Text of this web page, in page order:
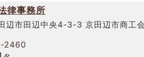
律事務所
辺市田辺中央4-3-3 京田辺市商工
2460